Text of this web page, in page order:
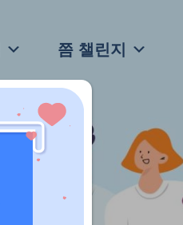
쯤 챌린지